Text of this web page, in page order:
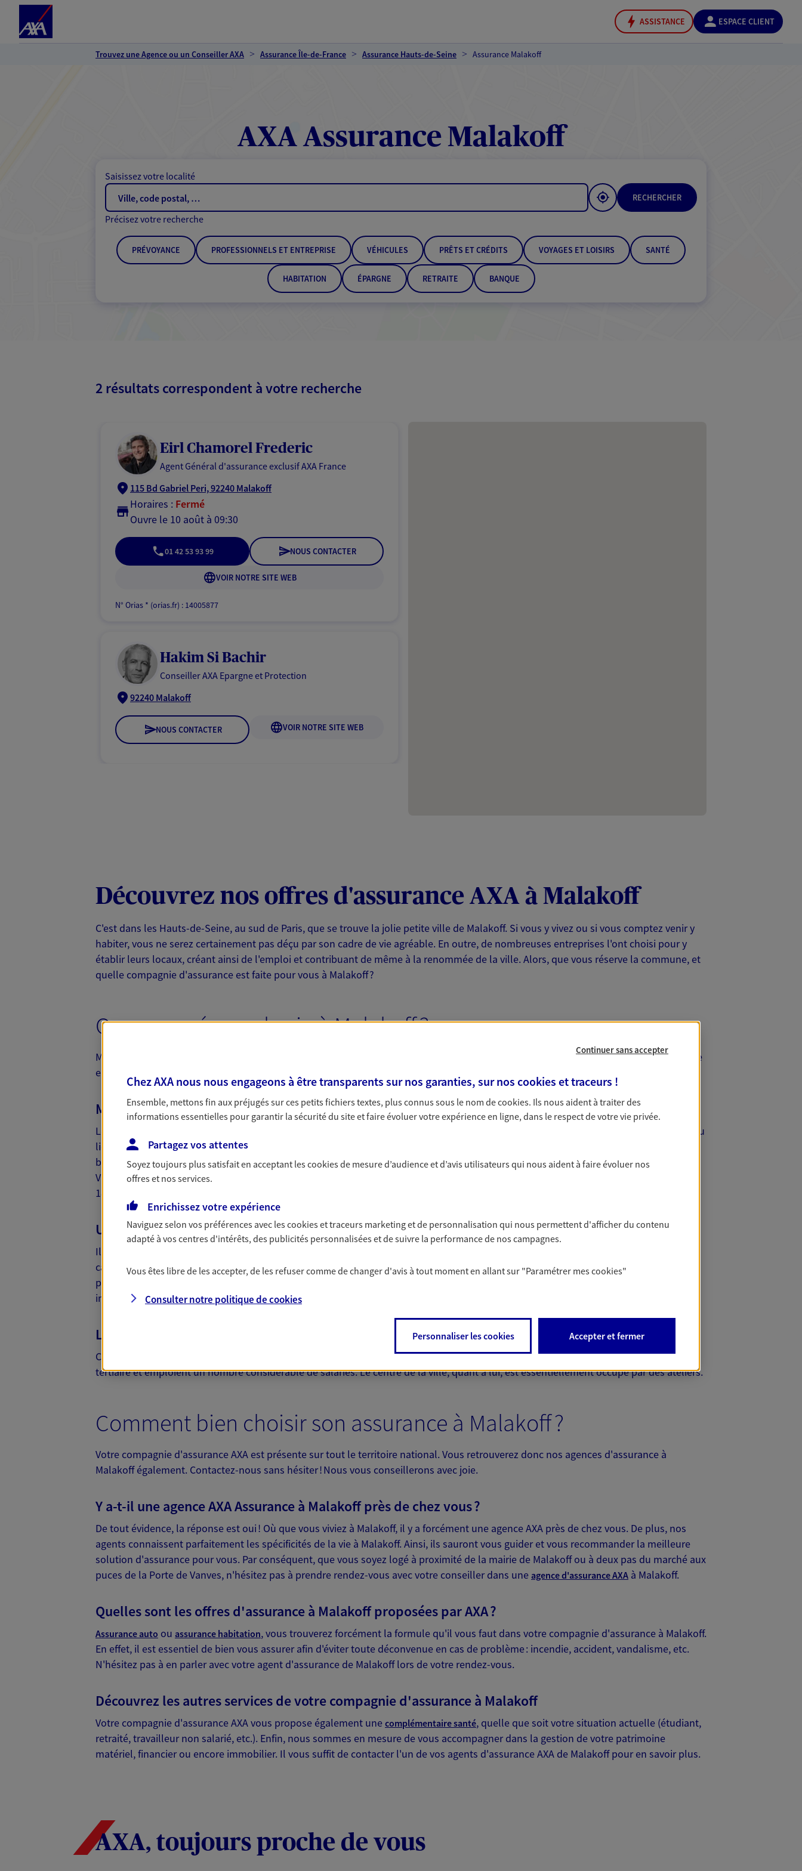
ASSISTANCE ESPACE CLIENT
Trouvez une Agence ou un Conseiller AXA Assurance Île-de-France Assurance Hauts-de-Seine Assurance Malakoff
AXA Assurance Malakoff
Saisissez votre localité
RECHERCHER
Précisez votre recherche
PRÉVOYANCE PROFESSIONNELS ET ENTREPRISE VÉHICULES PRÊTS ET CRÉDITS VOYAGES ET LOISIRS SANTÉ
HABITATION ÉPARGNE RETRAITE BANQUE
2 résultats correspondent à votre recherche
Eirl Chamorel Frederic
Agent Général d'assurance exclusif AXA France
115 Bd Gabriel Peri, 92240 Malakoff
Horaires : Fermé
Ouvre le 10 août à 09:30
01 42 53 93 99 NOUS CONTACTER
VOIR NOTRE SITE WEB
N° Orias * (orias.fr) : 14005877
Hakim Si Bachir
Conseiller AXA Epargne et Protection
92240 Malakoff
NOUS CONTACTER VOIR NOTRE SITE WEB
Découvrez nos offres d'assurance AXA à Malakoff
C'est dans les Hauts-de-Seine, au sud de Paris, que se trouve la jolie petite ville de Malakoff. Si vous y vivez ou si vous comptez venir y
habiter, vous ne serez certainement pas déçu par son cadre de vie agréable. En outre, de nombreuses entreprises l'ont choisi pour y
établir leurs locaux, créant ainsi de l'emploi et contribuant de même à la renommée de la ville. Alors, que vous réserve la commune, et
quelle compagnie d'assurance est faite pour vous à Malakoff ?
Que vous réserve la vie à Malakoff ?
Malakoff est située dans les Hauts-de-Seine, face au 14e arrondissement de Paris. Son emplacement privilégié aux portes de la capitale
en fait un endroit idéal pour vivre et travailler.
Malakoff, l'une des plus jeunes communes de France
Le 8 novembre 1883 est une date importante pour Malakoff. En effet, la signature du décret qui officialise sa séparation avec Vanves a eu
lieu ce jour-là. Avant de devenir la commune qu'elle est actuellement, Malakoff n'était qu'un petit village réputé pour la qualité de son
beurre. La vie champêtre de ses habitants a été quelque peu mouvementée avec l'agrandissement du hameau et son rattachement à
Vanves vers la fin du XVIIIe siècle. C'est le désir de s'émanciper qui a poussé sa population à réclamer l'indépendance de Malakoff en
1883. Depuis, la ville n'a cessé de s'étendre jusqu'à devenir la gigantesque pépinière d'entreprises qu'elle est aujourd'hui.
Une vie sereine aux portes de Paris
Il suffit de traverser le périphérique depuis le 14e arrondissement de Paris pour retrouver un peu de calme, loin du tumulte de la
capitale. Malakoff se compose principalement de ruelles étroites qui se sont dessinées au fil du temps, et ce, sans plan d'urbanisme
précis. Ce joyeux imbroglio lui confère un certain charme. On y trouve essentiellement des maisons individuelles ou de petits
immeubles d'habitation.
L'emplacement stratégique de Malakoff
C'est avant tout au nord de Malakoff que se situent les entreprises. Les tours de bureaux abritent de grandes sociétés du secteur
tertiaire et emploient un nombre considérable de salariés. Le centre de la ville, quant à lui, est essentiellement occupé par des ateliers.
Comment bien choisir son assurance à Malakoff ?
Votre compagnie d'assurance AXA est présente sur tout le territoire national. Vous retrouverez donc nos agences d'assurance à
Malakoff également. Contactez-nous sans hésiter ! Nous vous conseillerons avec joie.
Y a-t-il une agence AXA Assurance à Malakoff près de chez vous ?
De tout évidence, la réponse est oui ! Où que vous viviez à Malakoff, il y a forcément une agence AXA près de chez vous. De plus, nos
agents connaissent parfaitement les spécificités de la vie à Malakoff. Ainsi, ils sauront vous guider et vous recommander la meilleure
solution d'assurance pour vous. Par conséquent, que vous soyez logé à proximité de la mairie de Malakoff ou à deux pas du marché aux
puces de la Porte de Vanves, n'hésitez pas à prendre rendez-vous avec votre conseiller dans une agence d'assurance AXA à Malakoff.
Quelles sont les offres d'assurance à Malakoff proposées par AXA ?
Assurance auto ou assurance habitation, vous trouverez forcément la formule qu'il vous faut dans votre compagnie d'assurance à Malakoff.
En effet, il est essentiel de bien vous assurer afin d'éviter toute déconvenue en cas de problème : incendie, accident, vandalisme, etc.
N'hésitez pas à en parler avec votre agent d'assurance de Malakoff lors de votre rendez-vous.
Découvrez les autres services de votre compagnie d'assurance à Malakoff
Votre compagnie d'assurance AXA vous propose également une complémentaire santé, quelle que soit votre situation actuelle (étudiant,
retraité, travailleur non salarié, etc.). Enfin, nous sommes en mesure de vous accompagner dans la gestion de votre patrimoine
matériel, financier ou encore immobilier. Il vous suffit de contacter l'un de vos agents d'assurance AXA de Malakoff pour en savoir plus.
AXA, toujours proche de vous
Continuer sans accepter
Chez AXA nous nous engageons à être transparents sur nos garanties, sur nos cookies et traceurs !
Ensemble, mettons fin aux préjugés sur ces petits fichiers textes, plus connus sous le nom decookies. Ils nous aident à traiter des
informations essentielles pour garantir la sécurité du site et faire évoluer votre expérience en ligne, dans le respect de votre vie privée.
Partagez vos attentes
Soyez toujours plus satisfait en acceptant lescookiesde mesure d’audience et d’avis utilisateurs qui nous aident à faire évoluer nos
offres et nos services.
Enrichissez votre expérience
Naviguez selon vos préférences avec lescookies et traceurs marketing et de personnalisation qui nous permettent d'afficher du contenu
adapté à vos centres d'intérêts, des publicités personnalisées et de suivre la performance de nos campagnes.
Vous êtes libre de les accepter, de les refuser comme de changer d'avis à tout moment en allant sur "Paramétrer mescookies"
Consulter notre politique decookies
Personnaliser les cookies Accepter et fermer